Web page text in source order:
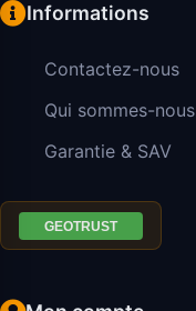
Informations
Contactez-nous
Qui sommes-nous
Garantie & SAV